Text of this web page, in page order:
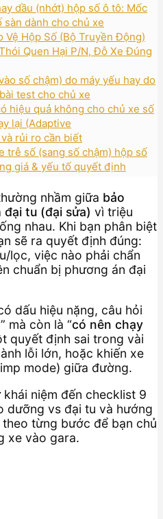
dầu (nhớt) hộp số ô tô: Mốc
sàn dành cho chủ xe
Vệ Hộp Số (Bộ Truyền Động)
Quen Hại P/N, Đỗ Xe Đúng
số chậm) do máy yếu hay do
test cho chủ xe
hiệu quả không cho chủ xe số
lại (Adaptive
rủi ro cần biết
trễ số (sang số chậm) hộp số
giá & yếu tố quyết định
nhầm giữa bảo
đại tu (đại sửa) vì triệu
nhau. Khi bạn phân biệt
sẽ ra quyết định đúng:
lọc, việc nào phải chẩn
chuẩn bị phương án đại
dấu hiệu nặng, câu hỏi
mà còn là “có nên chạy
quyết định sai trong vài
lỗi lớn, hoặc khiến xe
mode) giữa đường.
niệm đến checklist 9
dưỡng vs đại tu và hướng
từng bước để bạn chủ
xe vào gara.